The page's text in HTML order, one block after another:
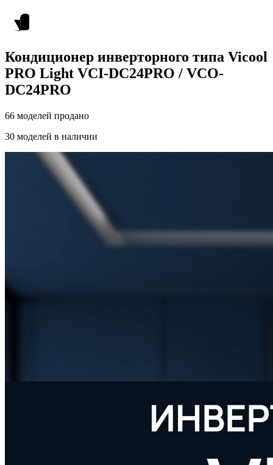
Кондиционер инверторного типа Vicool
PRO Light VCI-DC24PRO / VCO-
DC24PRO
66 моделей продано
30 моделей в наличии